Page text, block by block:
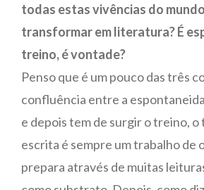
todas estas vivências do
transformar em literatura? É
treino, é vontade?
Penso que é um pouco das três
confluência entre a
e depois tem de surgir o treino, o
escrita é sempre um trabalho de
prepara através de muitas